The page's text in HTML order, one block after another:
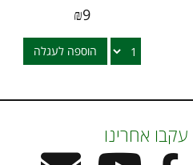
₪9
הוספה לעגלה
עקבו אחרינו